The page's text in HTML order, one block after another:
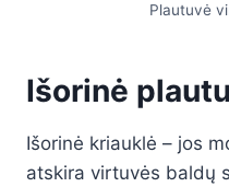
Plautuvė
Išorinė
Išorinė kriauklė – jos
atskira virtuvės baldų